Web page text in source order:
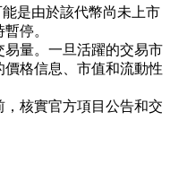
是由於該代幣尚未上市
停。
易量。一旦活躍的交易市
格信息、市值和流動性
核實官方項目公告和交